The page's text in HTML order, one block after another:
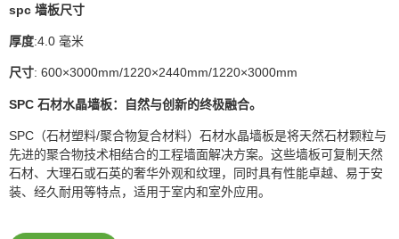
spc 墙板尺寸
厚度:4.0 毫米
尺寸: 600×3000mm/1220×2440mm/1220×3000mm
SPC 石材水晶墙板：自然与创新的终极融合。
SPC（石材塑料/聚合物复合材料）石材水晶墙板是将天然石材颗粒与
先进的聚合物技术相结合的工程墙面解决方案。这些墙板可复制天然
石材、大理石或石英的奢华外观和纹理，同时具有性能卓越、易于安
装、经久耐用等特点，适用于室内和室外应用。